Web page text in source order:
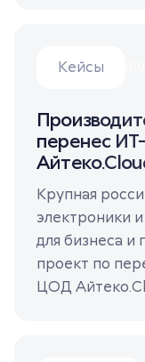
Кейсы
перенес
Крупная
электроники
для бизнеса и
проект по
ЦОД